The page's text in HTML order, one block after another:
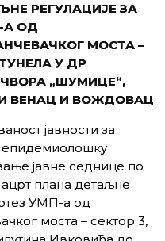
РЕГУЛАЦИЈЕ ЗА
А ОД
МОСТА –
У ДР
„ШУМИЦЕ“,
ВЕНАЦ И ВОЖДОВАЦ
јавности за
епидемиолошку
јавне седнице по
плана детаљне
УМП-а од
моста – сектор 3,